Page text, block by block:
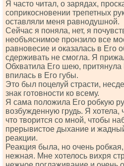
Я часто читал, о зарядах,
соприкосновении трепетных
оставляли меня равнодушной.
Сейчас я поняла, нет, я
необъяснимое пронзило все
равновесие и оказалась в Его
сдерживать не смогла. Я
Обхватила Его шею, притянула
впилась в Его губы.
Это был поцелуй страсти,
знак готовности ко всему.
Я сама положила Его робкую
возбужденную грудь. Я хотела,
что творится со мной, чтобы
прерывистое дыхание и
реакции.
Реакция была, но очень
нежная. Мне хотелось вихря